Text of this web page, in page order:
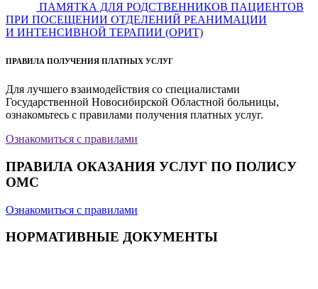
ПАМЯТКА ДЛЯ РОДСТВЕННИКОВ ПАЦИЕНТОВ
ПРИ ПОСЕЩЕНИИ ОТДЕЛЕНИЙ РЕАНИМАЦИИ
И ИНТЕНСИВНОЙ ТЕРАПИИ (ОРИТ)
ПРАВИЛА ПОЛУЧЕНИЯ ПЛАТНЫХ УСЛУГ
Для лучшего взаимодействия со специалистами
Государственной Новосибирской Областной больницы,
ознакомьтесь с правилами получения платных услуг.
Ознакомиться с правилами
ПРАВИЛА ОКАЗАНИЯ УСЛУГ ПО ПОЛИСУ
ОМС
Ознакомиться с правилами
НОРМАТИВНЫЕ ДОКУМЕНТЫ